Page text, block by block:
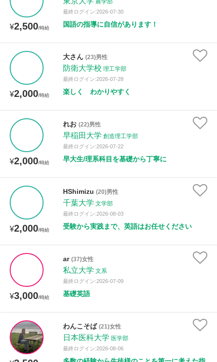
¥2,500/時給
農学部
最終ログイン:2026-07-30
国語の指導に自信があります！
¥2,000/時給
大さん (23)男性
防衛大学校 理工学部
最終ログイン:2026-07-28
楽しく わかりやすく
¥2,000/時給
れお (22)男性
早稲田大学 創造理工学部
最終ログイン:2026-07-22
早大生/理系科目を基礎から丁寧に
¥2,000/時給
HShimizu (20)男性
千葉大学 文学部
最終ログイン:2026-08-03
受験から実践まで、英語はお任せください
¥3,000/時給
ar (37)女性
私立大学 文系
最終ログイン:2026-07-09
基礎英語
わんこそば (21)女性
日本医科大学 医学部
最終ログイン:2026-08-06